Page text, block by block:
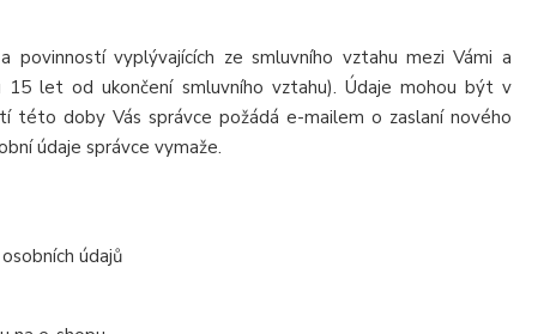
vyplývajících ze smluvního vztahu mezi Vámi a
let od ukončení smluvního vztahu). Údaje mohou být v
této doby Vás správce požádá e-mailem o zaslaní nového
údaje správce vymaže.
údajů